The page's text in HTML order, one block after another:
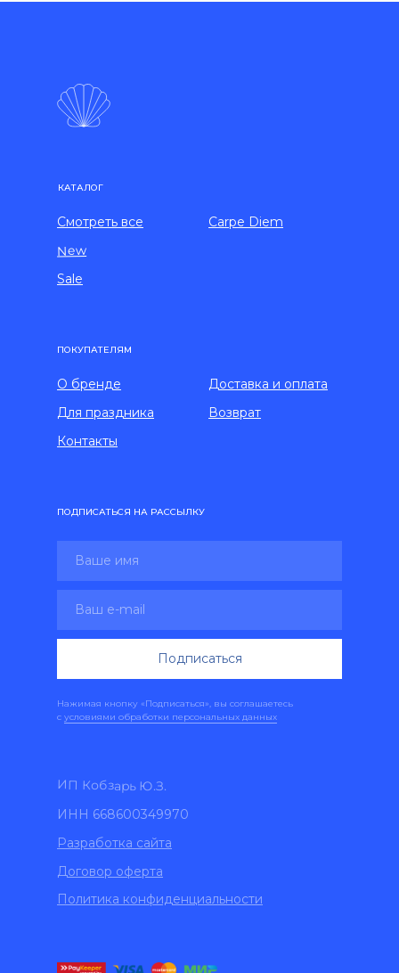
ИП Кобзарь Ю.З.
ИНН 668600349970
О бренде
Доставка и оплата
Возврат
Разработка сайта
Договор оферта
Политика конфиденциальности
Нажимая кнопку «Подписаться», вы соглашаетесь
с условиями обработки персональных данных
Подписаться
КАТАЛОГ
ПОКУПАТЕЛЯМ
Carpe Diem
Смотреть все
New
Sale
ПОДПИСАТЬСЯ НА РАССЫЛКУ
Контакты
Для праздника